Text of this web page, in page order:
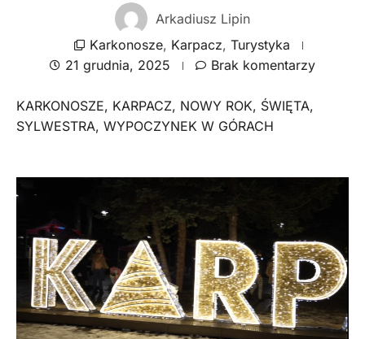
Arkadiusz Lipin
Karkonosze, Karpacz, Turystyka
21 grudnia, 2025
Brak komentarzy
KARKONOSZE, KARPACZ, NOWY ROK, ŚWIĘTA,
SYLWESTRA, WYPOCZYNEK W GÓRACH